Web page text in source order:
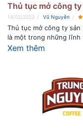
Thủ tục mở công
14/02/2022 Vũ Nguyễn
Thủ tục mở công ty
là một trong những lĩnh
Xem thêm